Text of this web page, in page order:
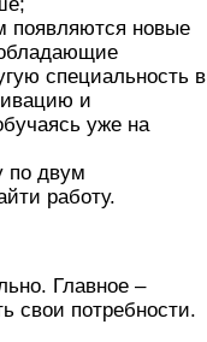
появляются новые
специальность в
и
уже на
по двум
работу.
Главное –
свои потребности.